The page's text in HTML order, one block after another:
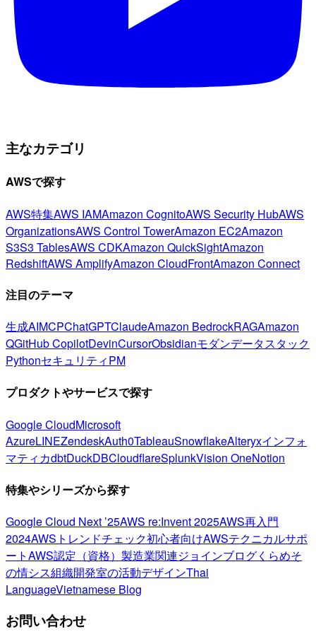
主なカテゴリ
AWSで探す
AWS特集AWS IAMAmazon CognitoAWS Security HubAWS
OrganizationsAWS Control TowerAmazon EC2Amazon
S3S3 TablesAWS CDKAmazon QuickSightAmazon
RedshiftAWS AmplifyAmazon CloudFrontAmazon Connect
注目のテーマ
生成AIMCPChatGPTClaudeAmazon BedrockRAGAmazon
QGitHub CopilotDevinCursorObsidianモダンデータスタック
PythonセキュリティPM
プロダクトやサービスで探す
Google CloudMicrosoft
AzureLINEZendeskAuth0TableauSnowflakeAlteryxインフォ
マティカdbtDuckDBCloudflareSplunkVision OneNotion
特集やシリーズから探す
Google Cloud Next ’25AWS re:Invent 2025AWS再入門
2024AWSトレンドチェック初心者向けAWSテクニカルサポ
ートAWS認定（資格） 製造業関連ジョインブログくらめそ
の情シス組織開発室の活動デザインThai
LanguageVietnamese Blog
お問い合わせ